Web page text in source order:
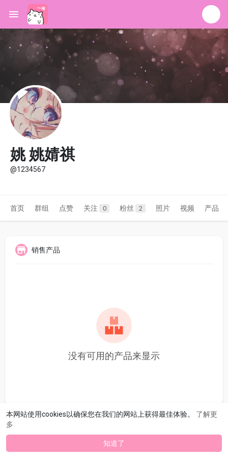
本网站使用cookies以确保您在我们的网站上获得最佳体验。 了解更
多
知道了
姚 姚婧祺
@1234567
首页 群组 点赞 关注 0 粉丝 2 照片 视频 产品
销售产品
没有可用的产品来显示